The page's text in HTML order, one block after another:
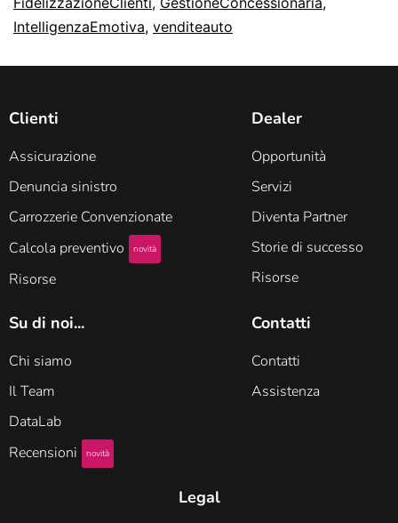
IntelligenzaEmotiva, venditeauto
Clienti
Assicurazione
Denuncia sinistro
Carrozzerie Convenzionate
Calcola preventivo
novità
Risorse
Dealer
Opportunità
Servizi
Diventa Partner
Storie di successo
Risorse
Su di noi...
Chi siamo
Il Team
DataLab
Recensioni
novità
Contatti
Contatti
Assistenza
Legal